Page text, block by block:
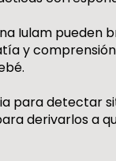
Iulam
y
para detectar
derivarlos a